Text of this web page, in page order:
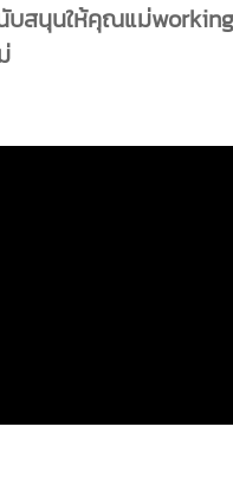
บสนุนให้คุณแม่